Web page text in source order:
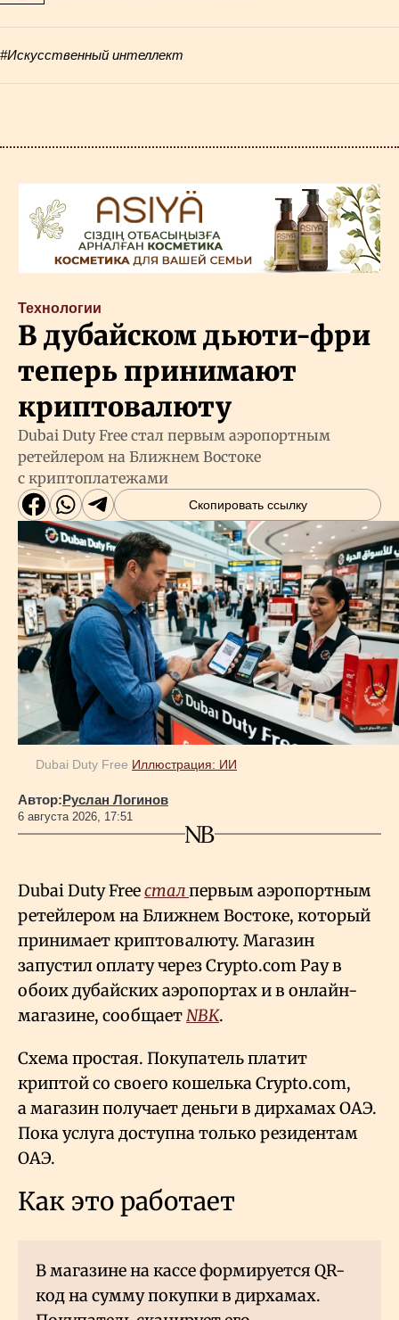
#Искусственный интеллект
Технологии
В дубайском дьюти-фри
теперь принимают
криптовалюту
Dubai Duty Free стал первым аэропортным
ретейлером на Ближнем Востоке
с криптоплатежами
Скопировать ссылку
Dubai Duty Free Иллюстрация: ИИ
Автор:Руслан Логинов
6 августа 2026, 17:51
Dubai Duty Freeсталпервым аэропортным
ретейлером на Ближнем Востоке, который
принимает криптовалюту. Магазин
запустил оплату через Crypto.com Pay в
обоих дубайских аэропортах и в онлайн-
магазине, сообщаетNBK.
Схема простая. Покупатель платит
криптой со своего кошелька Crypto.com,
а магазин получает деньги в дирхамах ОАЭ.
Пока услуга доступна только резидентам
ОАЭ.
Как это работает
В магазине на кассе формируется QR-
код на сумму покупки в дирхамах.